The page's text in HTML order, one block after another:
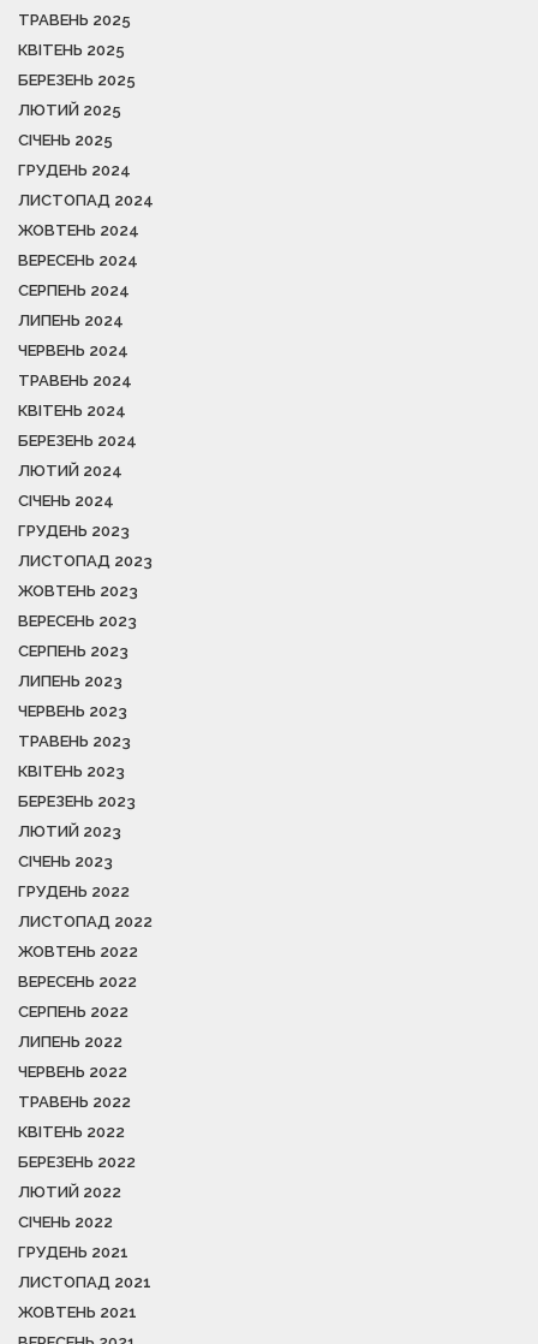
ТРАВЕНЬ 2025
КВІТЕНЬ 2025
БЕРЕЗЕНЬ 2025
ЛЮТИЙ 2025
СІЧЕНЬ 2025
ГРУДЕНЬ 2024
ЛИСТОПАД 2024
ЖОВТЕНЬ 2024
ВЕРЕСЕНЬ 2024
СЕРПЕНЬ 2024
ЛИПЕНЬ 2024
ЧЕРВЕНЬ 2024
ТРАВЕНЬ 2024
КВІТЕНЬ 2024
БЕРЕЗЕНЬ 2024
ЛЮТИЙ 2024
СІЧЕНЬ 2024
ГРУДЕНЬ 2023
ЛИСТОПАД 2023
ЖОВТЕНЬ 2023
ВЕРЕСЕНЬ 2023
СЕРПЕНЬ 2023
ЛИПЕНЬ 2023
ЧЕРВЕНЬ 2023
ТРАВЕНЬ 2023
КВІТЕНЬ 2023
БЕРЕЗЕНЬ 2023
ЛЮТИЙ 2023
СІЧЕНЬ 2023
ГРУДЕНЬ 2022
ЛИСТОПАД 2022
ЖОВТЕНЬ 2022
ВЕРЕСЕНЬ 2022
СЕРПЕНЬ 2022
ЛИПЕНЬ 2022
ЧЕРВЕНЬ 2022
ТРАВЕНЬ 2022
КВІТЕНЬ 2022
БЕРЕЗЕНЬ 2022
ЛЮТИЙ 2022
СІЧЕНЬ 2022
ГРУДЕНЬ 2021
ЛИСТОПАД 2021
ЖОВТЕНЬ 2021